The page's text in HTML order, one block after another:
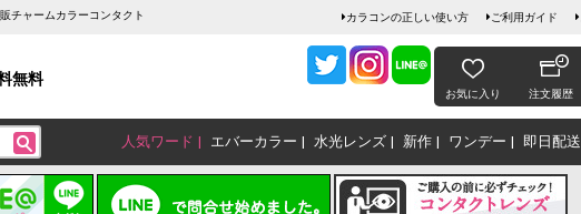
チャームカラーコンタクト カラコンの正しい使い方 ご利用ガイド
無料
お気に入り 注文履歴
人気ワード エバーカラー 水光レンズ 新作 ワンデー 即日配送